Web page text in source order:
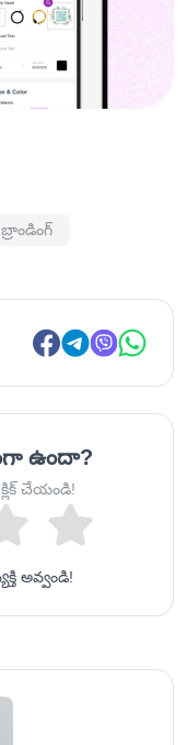
బ్రాండింగ్
ఉందా?
చేయండి!
అవ్వండి!